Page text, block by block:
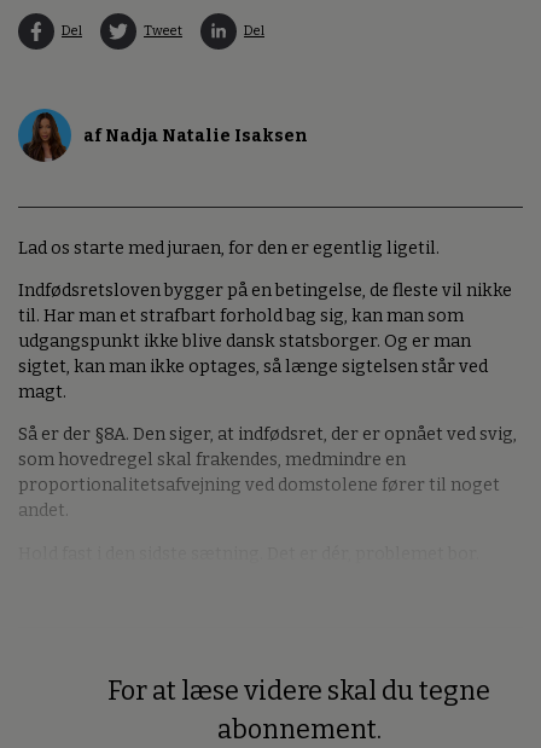
Del Tweet Del
af Nadja Natalie Isaksen
Lad os starte med juraen, for den er egentlig ligetil.
Indfødsretsloven bygger på en betingelse, de fleste vil nikke
til. Har man et strafbart forhold bag sig, kan man som
udgangspunkt ikke blive dansk statsborger. Og er man
sigtet, kan man ikke optages, så længe sigtelsen står ved
magt.
Så er der §8A. Den siger, at indfødsret, der er opnået ved svig,
som hovedregel skal frakendes, medmindre en
proportionalitetsafvejning ved domstolene fører til noget
andet.
For at læse videre skal du tegne
abonnement.